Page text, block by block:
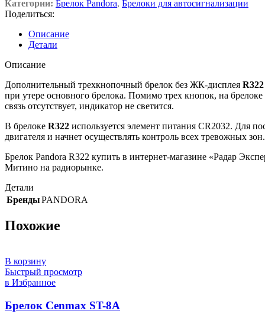
Категории: Брелок Pandora, Брелоки для автосигнализации
Поделиться:
Описание
Детали
Описание
Дополнительный трехкнопочный брелок без ЖК-дисплея R322
при утере основного брелока. Помимо трех кнопок, на
связь отсутствует, индикатор не светится.
В брелоке R322 используется элемент питания CR2032. Для
двигателя и начнет осуществлять контроль всех тревожных зон.
Брелок Pandora R322 купить в интернет-магазине «Радар
Митино на радиорынке.
Детали
БрендыPANDORA
Похожие
В корзину
Быстрый просмотр
в Избранное
Брелок Cenmax ST-8A